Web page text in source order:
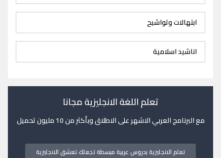
ابتهالات وتواشيح
اناشيد اسلامية
تعلم اللغة الانجليزية مجانا
مع البرنامج العربي الاشهر على الاطلاق وبأكثر من 10 مليون تحميل
تعلم الانجليزية بدروس عربية مبسطة تجعلك تعشق الانجليزية